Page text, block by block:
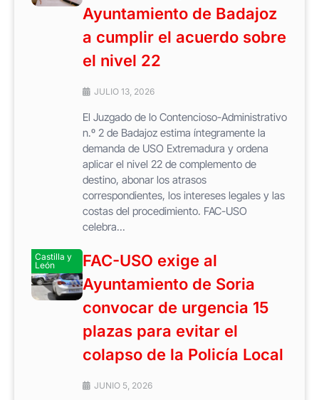
Ayuntamiento de Badajoz
a cumplir el acuerdo sobre
el nivel 22
JULIO 13, 2026
El Juzgado de lo Contencioso-Administrativo
n.º 2 de Badajoz estima íntegramente la
demanda de USO Extremadura y ordena
aplicar el nivel 22 de complemento de
destino, abonar los atrasos
correspondientes, los intereses legales y las
costas del procedimiento. FAC-USO
celebra...
Castilla y
León
FAC-USO exige al
Ayuntamiento de Soria
convocar de urgencia 15
plazas para evitar el
colapso de la Policía Local
JUNIO 5, 2026